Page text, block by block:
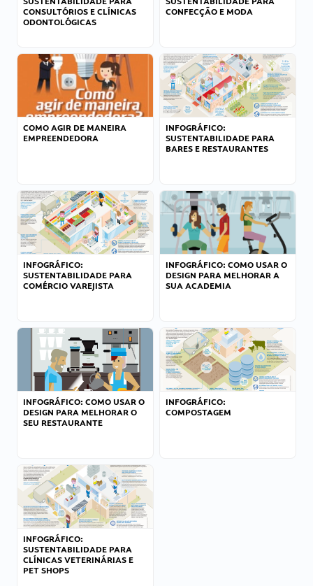
CONSULTÓRIOS E CLÍNICAS
ODONTOLÓGICAS
CONFECÇÃO E MODA
COMO AGIR DE MANEIRA
EMPREENDEDORA
INFOGRÁFICO:
SUSTENTABILIDADE PARA
BARES E RESTAURANTES
INFOGRÁFICO:
SUSTENTABILIDADE PARA
COMÉRCIO VAREJISTA
INFOGRÁFICO: COMO USAR O
DESIGN PARA MELHORAR A
SUA ACADEMIA
INFOGRÁFICO: COMO USAR O
DESIGN PARA MELHORAR O
SEU RESTAURANTE
INFOGRÁFICO:
COMPOSTAGEM
INFOGRÁFICO:
SUSTENTABILIDADE PARA
CLÍNICAS VETERINÁRIAS E
PET SHOPS